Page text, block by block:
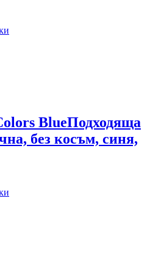
BlueПодходяща
без косъм, синя,